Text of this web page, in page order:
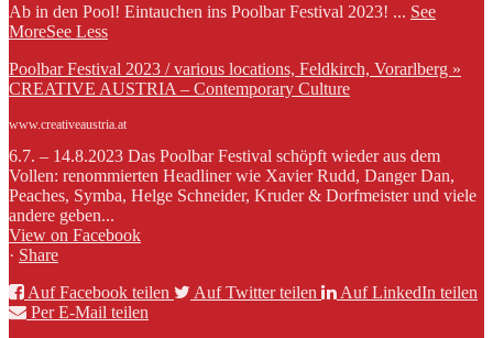
Ab in den Pool! Eintauchen ins Poolbar Festival 2023! ... See
MoreSee Less
Poolbar Festival 2023 / various locations, Feldkirch, Vorarlberg »
CREATIVE AUSTRIA – Contemporary Culture
www.creativeaustria.at
6.7. – 14.8.2023 Das Poolbar Festival schöpft wieder aus dem
Vollen: renommierten Headliner wie Xavier Rudd, Danger Dan,
Peaches, Symba, Helge Schneider, Kruder & Dorfmeister und viele
andere geben...
View on Facebook
· Share
Auf Facebook teilen
Auf Twitter teilen
Auf LinkedIn teilen
Per E-Mail teilen